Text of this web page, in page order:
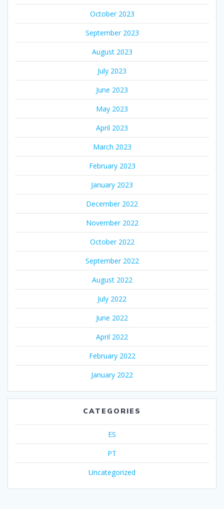
October 2023
September 2023
August 2023
July 2023
June 2023
May 2023
April 2023
March 2023
February 2023
January 2023
December 2022
November 2022
October 2022
September 2022
August 2022
July 2022
June 2022
April 2022
February 2022
January 2022
CATEGORIES
ES
PT
Uncategorized